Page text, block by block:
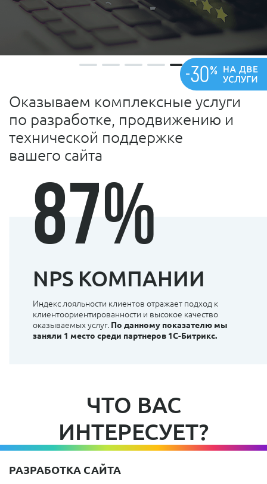
Оказываем комплексные услуги
по разработке, продвижению и
технической поддержке
вашего сайта
87%
NPS КОМПАНИИ
Индекс лояльности клиентов отражает подход к
клиентоориентированности и высокое качество
оказываемых услуг. По данному показателю мы
заняли 1 место среди партнеров 1С-Битрикс.
ЧТО ВАС
ИНТЕРЕСУЕТ?
РАЗРАБОТКА САЙТА